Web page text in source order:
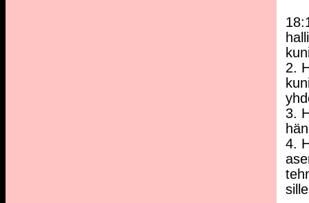
2.
3.
4.